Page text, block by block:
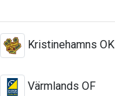
Kristinehamns OK
Värmlands OF